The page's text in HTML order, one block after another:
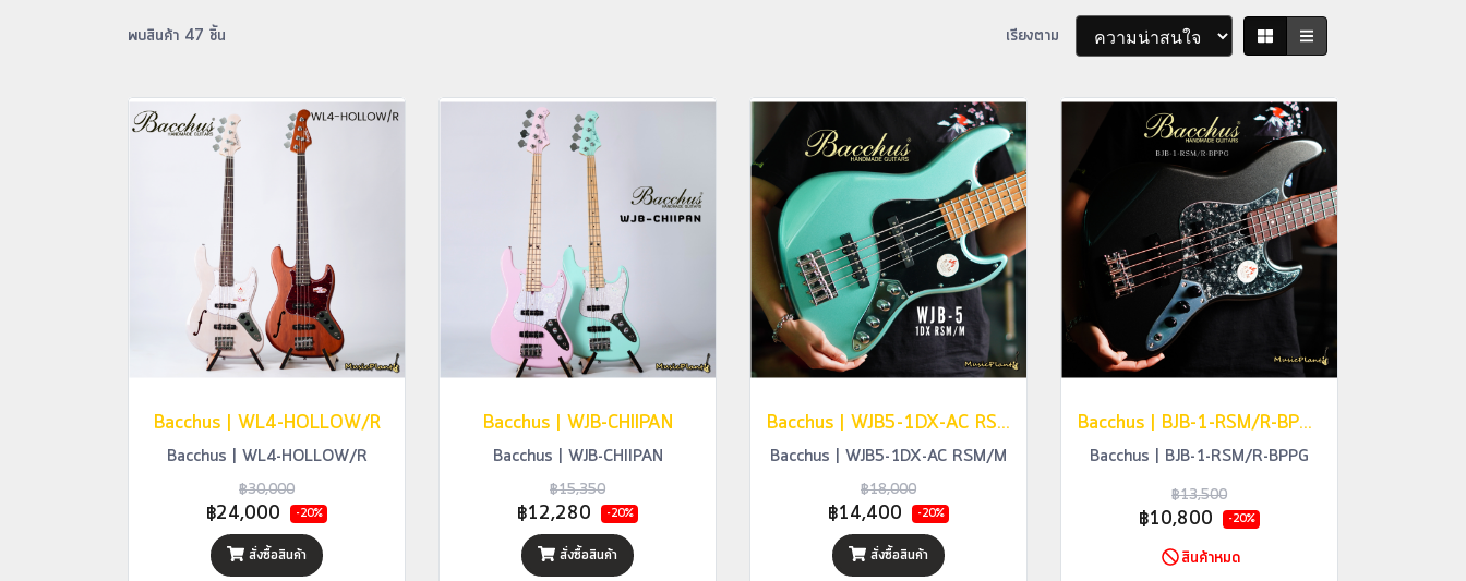
พบสินค้า 47 ชิ้น เรียงตาม
Bacchus | WL4-HOLLOW/R
Bacchus | WL4-HOLLOW/R
฿30,000
฿24,000 -20%
สั่งซื้อสินค้า
Bacchus | WJB-CHIIPAN
Bacchus | WJB-CHIIPAN
฿15,350
฿12,280 -20%
สั่งซื้อสินค้า
Bacchus | WJB5-1DX-AC RSM/M
Bacchus | WJB5-1DX-AC RSM/M
฿18,000
฿14,400 -20%
สั่งซื้อสินค้า
Bacchus | BJB-1-RSM/R-BPPG
Bacchus | BJB-1-RSM/R-BPPG
฿13,500
฿10,800 -20%
สินค้าหมด